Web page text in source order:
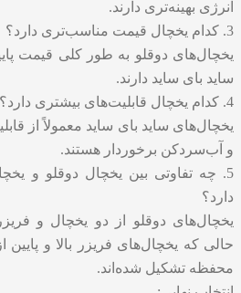
انرژی بهینه‌تری دارند.
3. کدام یخچال قیمت مناسب‌تری دارد؟
یخچال‌های دوقلو به طور کلی قیمت
ساید بای ساید دارند.
4. کدام یخچال قابلیت‌های بیشتری دارد؟
یخچال‌های ساید بای ساید معمولاً از
و آب‌سردکن برخوردار هستند.
5. چه تفاوتی بین یخچال دوقلو و
دارد؟
یخچال‌های دوقلو از دو یخچال و
حالی که یخچال‌های فریزر بالا و
محفظه تشکیل شده‌اند.